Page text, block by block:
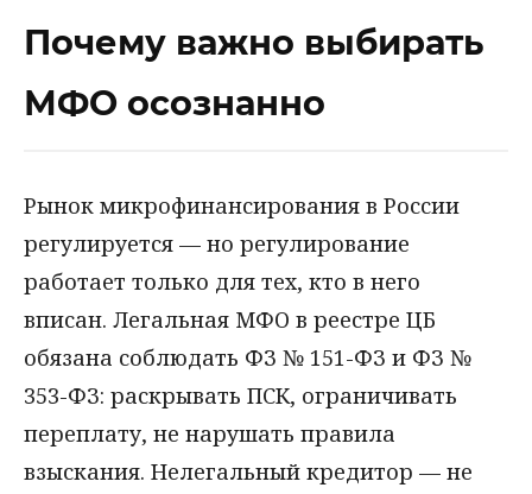
Почему важно выбирать
МФО осознанно
Рынок микрофинансирования в России
регулируется — но регулирование
работает только для тех, кто в него
вписан. Легальная МФО в реестре ЦБ
обязана соблюдать ФЗ № 151-ФЗ и ФЗ №
353-ФЗ: раскрывать ПСК, ограничивать
переплату, не нарушать правила
взыскания. Нелегальный кредитор — не